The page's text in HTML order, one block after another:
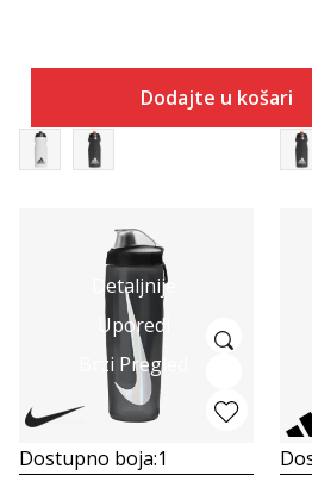
Dodajte u košaricu
Detaljnije
Uporedi
Brzi Pregled
Dostupno boja:1